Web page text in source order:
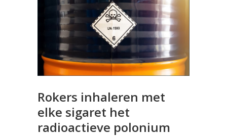
Rokers inhaleren met
elke sigaret het
radioactieve polonium